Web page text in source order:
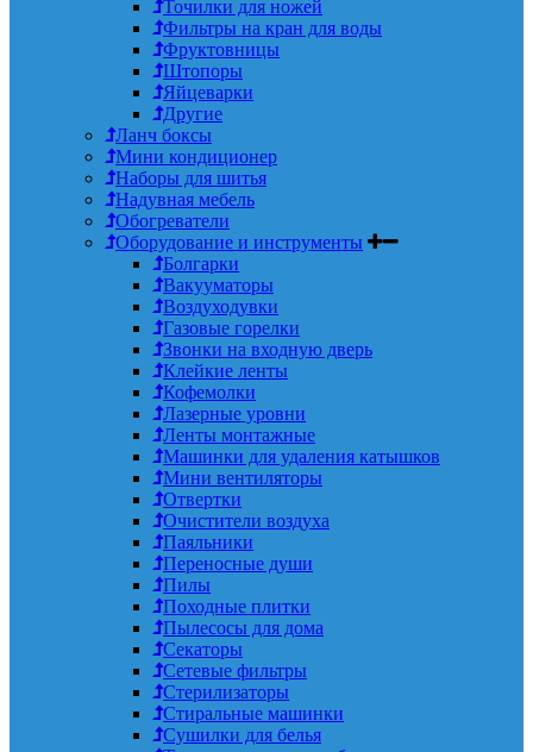
Точилки для ножей
Фильтры на кран для воды
Фруктовницы
Штопоры
Яйцеварки
Другие
Ланч боксы
Мини кондиционер
Наборы для шитья
Надувная мебель
Обогреватели
Оборудование и инструменты
Болгарки
Вакууматоры
Воздуходувки
Газовые горелки
Звонки на входную дверь
Клейкие ленты
Кофемолки
Лазерные уровни
Ленты монтажные
Машинки для удаления катышков
Мини вентиляторы
Отвертки
Очистители воздуха
Паяльники
Переносные души
Пилы
Походные плитки
Пылесосы для дома
Секаторы
Сетевые фильтры
Стерилизаторы
Стиральные машинки
Сушилки для белья